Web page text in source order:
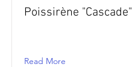
Poissirène "Cascade"
Read More